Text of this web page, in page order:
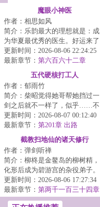
魔眼小神医
作者：相思如风
简介：乐韵最大的理想就是：成
为华夏最优秀的医生。好运来了
挡不住，高考前无意间开启一个
系统，双眼获得...
更新时间：2026-08-06 22:24:25
最新章节： 第六百六十二章
五代硬核打工人
作者：郁雨竹
简介：柴昭觉得她哥帮她挡过一
剑之后就不一样了，似乎……不
是他了。他总会说些郑先生都没
听过的，她听起...
更新时间：2026-08-07 00:12:40
最新章节： 第201章 出路
截教扫地仙的诸天修行
作者：弹剑听禅
简介：柳柊是金鳌岛的柳树精，
化形后成为碧游宫的杂役弟子。
实际上，柳柊是杨眉大仙的后
裔，具有变异的时...
更新时间：2026-08-06 17:27:34
最新章节： 第两千一百三十四章
神仙炮灰9